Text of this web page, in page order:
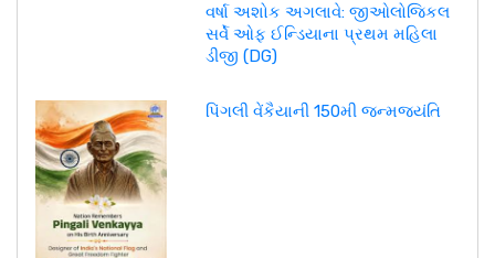
વર્ષા અશોક અગલાવે: જીઓલોજિકલ
સર્વે ઓફ ઈન્ડિયાના પ્રથમ મહિલા
ડીજી (DG)
પિંગલી વેંકૈયાની 150મી જન્મજયંતિ